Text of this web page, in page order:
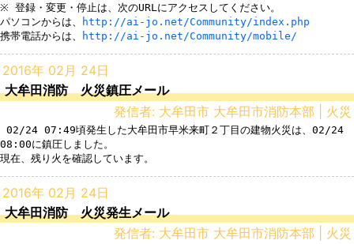
※ 登録・変更・停止は、次のURLにアクセスしてください。
パソコンからは、
http://ai-jo.net/Community/index.php
携帯電話からは、
http://ai-jo.net/Community/mobile/
2016年 02月 24日
大牟田消防 火災鎮圧メール
発信者: 大牟田市 大牟田市消防本部 | 火災
08:00に鎮圧しました。
2016年 02月 24日
大牟田消防 火災発生メール
発信者: 大牟田市 大牟田市消防本部 | 火災